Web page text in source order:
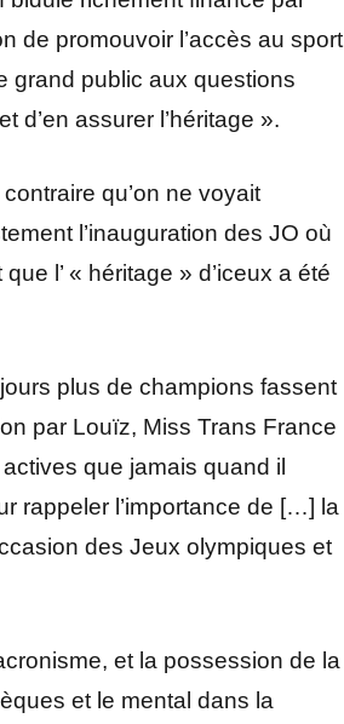
de promouvoir l’accès au sport
grand public aux questions
d’en assurer l’héritage ».
qu’on ne voyait
l’inauguration des JO où
l’ « héritage » d’iceux a été
plus de champions fassent
par Louïz, Miss Trans France
que jamais quand il
rappeler l’importance de […] la
des Jeux olympiques et
et la possession de la
et le mental dans la